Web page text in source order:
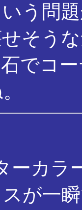
う問
そう
でコ
ーカラ
が一